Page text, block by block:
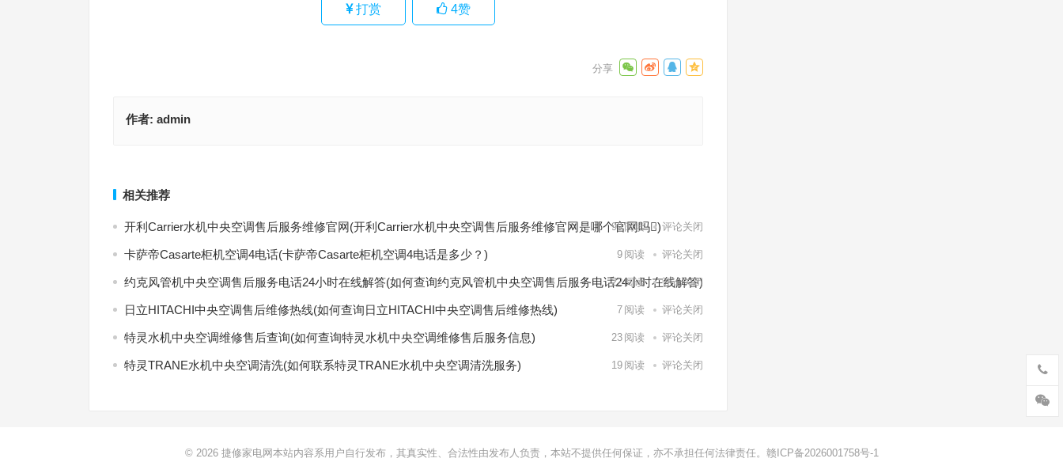
打赏 4赞
作者: admin
相关推荐
开利Carrier水机中央空调售后服务维修官网(开利Carrier水机中央空调售后服务维修官网是哪个官网吗)
99阅读 评论关闭
卡萨帝Casarte柜机空调4电话(卡萨帝Casarte柜机空调4电话是多少？) 9 阅读 评论关闭
约克风管机中央空调售后服务电话24小时在线解答(如何查询约克风管机中央空调售后服务电话24小时在线解答)
22阅读 评论关闭
日立HITACHI中央空调售后维修热线(如何查询日立HITACHI中央空调售后维修热线) 7 阅读 评论关闭
特灵水机中央空调维修售后查询(如何查询特灵水机中央空调维修售后服务信息) 23 阅读 评论关闭
特灵TRANE水机中央空调清洗(如何联系特灵TRANE水机中央空调清洗服务) 19 阅读 评论关闭
© 2026 捷修家电网本站内容系用户自行发布，其真实性、合法性由发布人负责，本站不提供任何保证，亦不承担任何法律责任。 赣ICP备2026001758号-1